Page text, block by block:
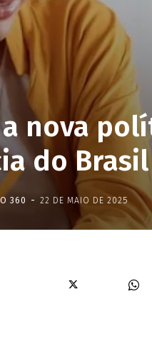
nova
do Brasil
360 - 22 DE MAIO DE 2025